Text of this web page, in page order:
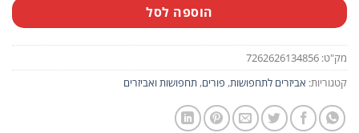
הוספה לסל
מק"ט: 7262626134856
קטגוריות: אביזרים לתחפושות, פורים, תחפושות ואביזרים